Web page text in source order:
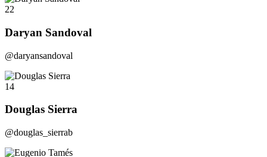
22
Daryan Sandoval
@daryansandoval
14
Douglas Sierra
@douglas_sierrab